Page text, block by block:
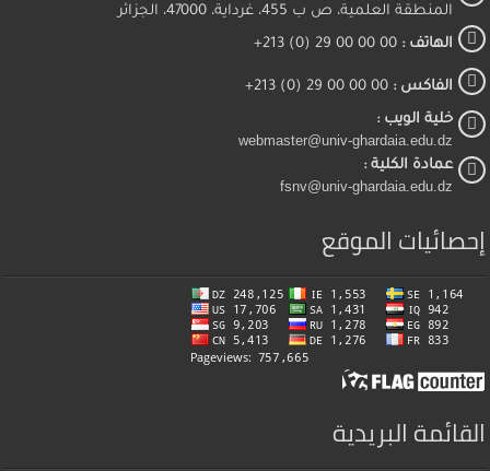
المنطقة العلمية، ص ب 455، غرداية، 47000، الجزائر
الهاتف : 00 00 00 29 (0) 213+
الفاكس : 00 00 00 29 (0) 213+
خلية الويب :
webmaster@univ-ghardaia.edu.dz
عمادة الكلية :
fsnv@univ-ghardaia.edu.dz
إحصائيات الموقع
القائمة البريدية